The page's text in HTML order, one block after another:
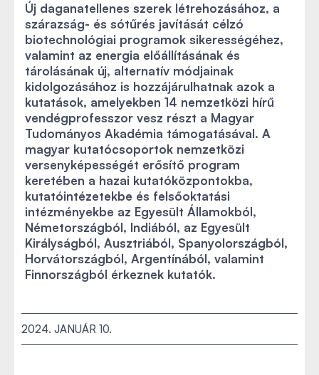
Új daganatellenes szerek létrehozásához, a
szárazság- és sótűrés javítását célzó
biotechnológiai programok sikerességéhez,
valamint az energia előállításának és
tárolásának új, alternatív módjainak
kidolgozásához is hozzájárulhatnak azok a
kutatások, amelyekben 14 nemzetközi hírű
vendégprofesszor vesz részt a Magyar
Tudományos Akadémia támogatásával. A
magyar kutatócsoportok nemzetközi
versenyképességét erősítő program
keretében a hazai kutatóközpontokba,
kutatóintézetekbe és felsőoktatási
intézményekbe az Egyesült Államokból,
Németországból, Indiából, az Egyesült
Királyságból, Ausztriából, Spanyolországból,
Horvátországból, Argentínából, valamint
Finnországból érkeznek kutatók.
2024. JANUÁR 10.